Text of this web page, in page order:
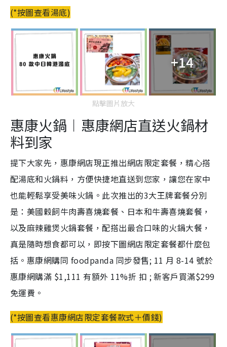
(*按圖查看湯底)
+14
點擊圖片放大
惠康火鍋 ︱惠康網店直送火鍋材
料到家
提下大家先， 惠康網店現正推出網店限定套餐，精心搭
配湯底和火鍋料，方便快捷地直送到您家，讓您在家中
也能輕鬆享受美味火鍋。此次推出的3大王牌套餐分別
是：美國穀飼牛肉壽喜燒套餐、日本和牛壽喜燒套餐，
以及麻辣雞煲火鍋套餐，配搭出最合口味的火鍋大餐，
真是隨時想食都可以，即按下圖網店限定套餐都什麼包
括。 惠康網購同 foodpanda 同步發售; 11 月 8-14 號於
惠康網購滿 $1,111 有額外 11%折 扣 ; 新客戶買滿$299
免運費。
(*按圖查看惠康網店限定套餐款式＋價錢)